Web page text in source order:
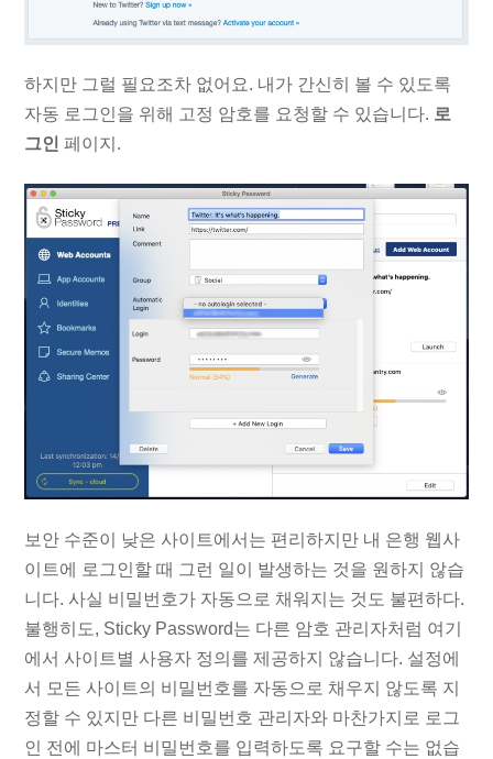
하지만 그럴 필요조차 없어요. 내가 간신히 볼 수 있도록
자동 로그인을 위해 고정 암호를 요청할 수 있습니다. 로
그인 페이지.
보안 수준이 낮은 사이트에서는 편리하지만 내 은행 웹사
이트에 로그인할 때 그런 일이 발생하는 것을 원하지 않습
니다. 사실 비밀번호가 자동으로 채워지는 것도 불편하다.
불행히도, Sticky Password는 다른 암호 관리자처럼 여기
에서 사이트별 사용자 정의를 제공하지 않습니다. 설정에
서 모든 사이트의 비밀번호를 자동으로 채우지 않도록 지
정할 수 있지만 다른 비밀번호 관리자와 마찬가지로 로그
인 전에 마스터 비밀번호를 입력하도록 요구할 수는 없습